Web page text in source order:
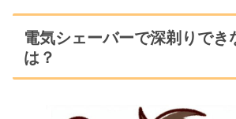
電気シェーバーで深剃りでき
は？